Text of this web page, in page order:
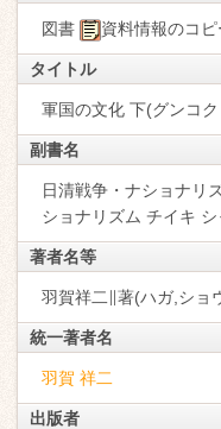
図書 資料情報のコピ
タイトル
軍国の文化 下(グンコ
副書名
日清戦争・ナショナリ
ショナリズム チイキ
著者名等
羽賀祥二∥著(ハガ,ショ
統一著者名
羽賀 祥二
出版者